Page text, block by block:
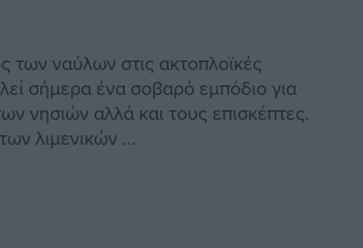
των ναύλων στις ακτοπλοϊκές
σήμερα ένα σοβαρό εμπόδιο για
νησιών αλλά και τους επισκέπτες.
λιμενικών ...